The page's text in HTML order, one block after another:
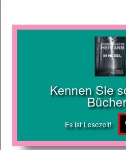
Kennen Sie
Es ist Lesezeit!